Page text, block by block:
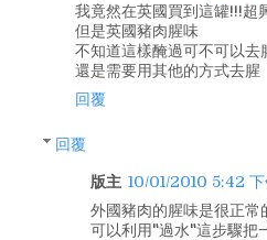
我竟然在英國買到這罐!!!超
但是英國豬肉腥味
不知道這樣醃過可不可以去
還是需要用其他的方式去腥
回覆
回覆
版主 10/01/2010 5:42
外國豬肉的腥味是很正常
可以利用"過水"這步驟把